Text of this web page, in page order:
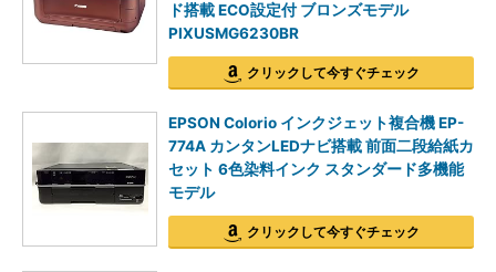
ド搭載 ECO設定付 ブロンズモデル
PIXUSMG6230BR
クリックして今すぐチェック
EPSON Colorio インクジェット複合機 EP-
774A カンタンLEDナビ搭載 前面二段給紙カ
セット 6色染料インク スタンダード多機能
モデル
クリックして今すぐチェック